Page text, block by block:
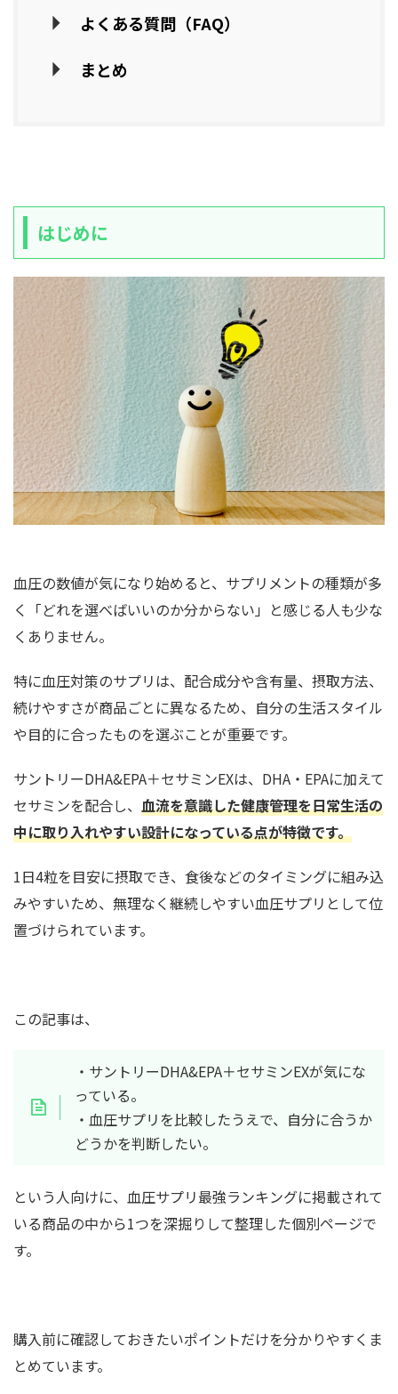
よくある質問（FAQ）
まとめ
はじめに
血圧の数値が気になり始めると、サプリメントの種類が多
く「どれを選べばいいのか分からない」と感じる人も少な
くありません。
特に血圧対策のサプリは、配合成分や含有量、摂取方法、
続けやすさが商品ごとに異なるため、自分の生活スタイル
や目的に合ったものを選ぶことが重要です。
サントリーDHA&EPA＋セサミンEXは、DHA・EPAに加えて
セサミンを配合し、 血流を意識した健康管理を日常生活の
中に取り入れやすい設計になっている点が特徴です。
1日4粒を目安に摂取でき、食後などのタイミングに組み込
みやすいため、無理なく継続しやすい血圧サプリとして位
置づけられています。
この記事は、
・サントリーDHA&EPA＋セサミンEXが気にな
っている。
・血圧サプリを比較したうえで、自分に合うか
どうかを判断したい。
という人向けに、血圧サプリ最強ランキングに掲載されて
いる商品の中から1つを深掘りして整理した個別ページで
す。
購入前に確認しておきたいポイントだけを分かりやすくま
とめています。